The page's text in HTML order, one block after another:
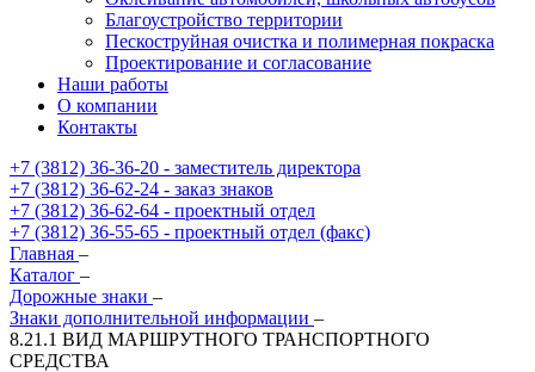
Благоустройство территории
Пескоструйная очистка и полимерная покраска
Проектирование и согласование
Наши работы
О компании
Контакты
+7 (3812) 36-36-20 - заместитель директора
+7 (3812) 36-62-24 - заказ знаков
+7 (3812) 36-62-64 - проектный отдел
+7 (3812) 36-55-65 - проектный отдел (факс)
Главная –
Каталог –
Дорожные знаки –
Знаки дополнительной информации –
8.21.1 ВИД МАРШРУТНОГО ТРАНСПОРТНОГО
СРЕДСТВА